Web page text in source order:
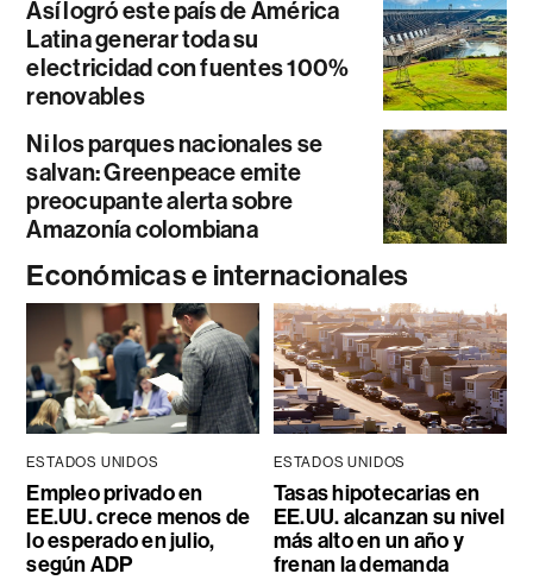
Así logró este país de América
Latina generar toda su
electricidad con fuentes 100%
renovables
Ni los parques nacionales se
salvan: Greenpeace emite
preocupante alerta sobre
Amazonía colombiana
Económicas e internacionales
ESTADOS UNIDOS
Empleo privado en
EE.UU. crece menos de
lo esperado en julio,
según ADP
ESTADOS UNIDOS
Tasas hipotecarias en
EE.UU. alcanzan su nivel
más alto en un año y
frenan la demanda